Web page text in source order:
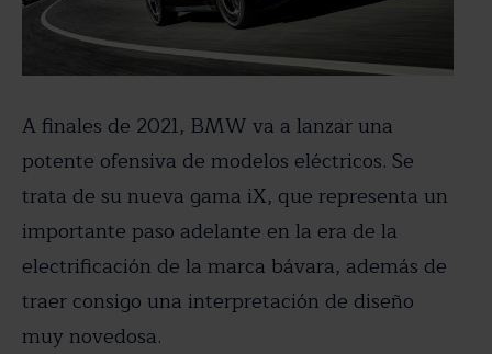
A finales de 2021, BMW va a lanzar una
potente ofensiva de modelos eléctricos. Se
trata de su nueva gama iX, que representa un
importante paso adelante en la era de la
electrificación de la marca bávara, además de
traer consigo una interpretación de diseño
muy novedosa.